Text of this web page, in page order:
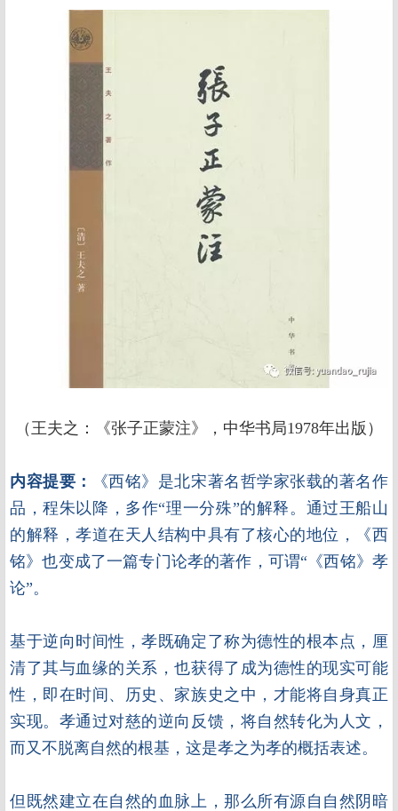
（王夫之：《张子正蒙注》，中华书局1978年出版）
内容提要： 《西铭》是北宋著名哲学家张载的著名作
品，程朱以降，多作“理一分殊”的解释。通过王船山
的解释，孝道在天人结构中具有了核心的地位，《西
铭》也变成了一篇专门论孝的著作，可谓“《西铭》孝
论”。
基于逆向时间性，孝既确定了称为德性的根本点，厘
清了其与血缘的关系，也获得了成为德性的现实可能
性，即在时间、历史、家族史之中，才能将自身真正
实现。孝通过对慈的逆向反馈，将自然转化为人文，
而又不脱离自然的根基，这是孝之为孝的概括表述。
但既然建立在自然的血脉上，那么所有源自自然阴暗